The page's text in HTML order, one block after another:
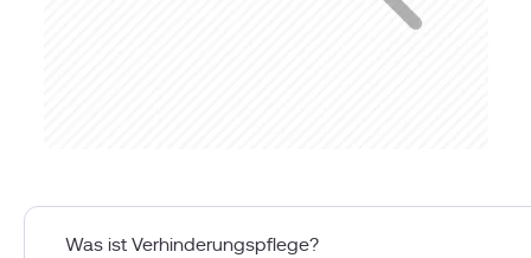
Was ist Verhinderungspflege?